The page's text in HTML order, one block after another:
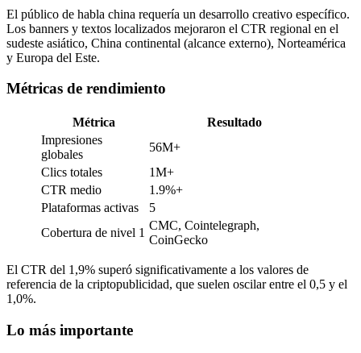
El público de habla china requería un desarrollo creativo específico.
Los banners y textos localizados mejoraron el CTR regional en el
sudeste asiático, China continental (alcance externo), Norteamérica
y Europa del Este.
Métricas de rendimiento
Métrica
Resultado
Impresiones
globales
56M+
Clics totales
1M+
CTR medio
1.9%+
Plataformas activas
5
Cobertura de nivel 1
CMC, Cointelegraph,
CoinGecko
El CTR del 1,9% superó significativamente a los valores de
referencia de la criptopublicidad, que suelen oscilar entre el 0,5 y el
1,0%.
Lo más importante